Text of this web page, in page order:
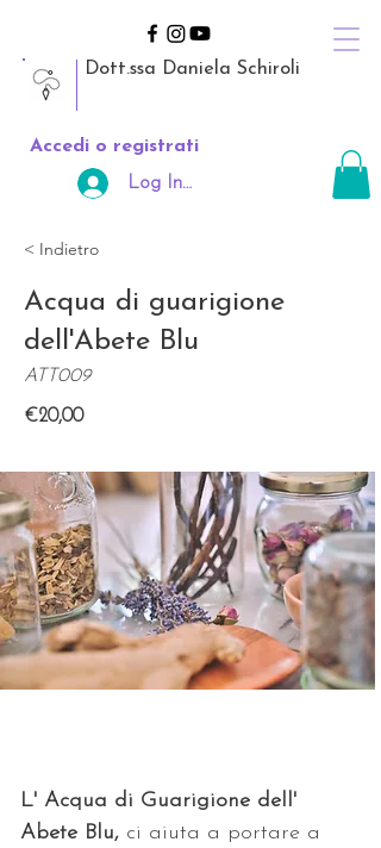
Dott.ssa Daniela Schiroli
Accedi o registrati
Log In Area Riservata
< Indietro
Acqua di guarigione
dell'Abete Blu
ATT009
€20,00
L' Acqua di Guarigione dell'
Abete Blu, ci aiuta a portare a